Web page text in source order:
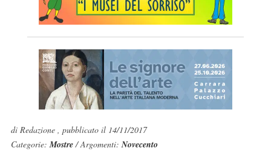
di Redazione , pubblicato il 14/11/2017
Categorie:Mostre/ Argomenti:Novecento